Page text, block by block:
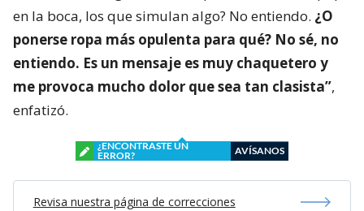
en la boca, los que simulan algo? No entiendo. ¿O
ponerse ropa más opulenta para qué? No sé, no
entiendo. Es un mensaje es muy chaquetero y
me provoca mucho dolor que sea tan clasista”,
enfatizó.
¿ENCONTRASTE UN
ERROR?
AVÍSANOS
Revisa nuestra página de correcciones